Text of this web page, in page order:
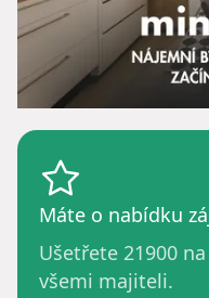
Máte o nabídku
Ušetřete 21900
všemi majiteli.